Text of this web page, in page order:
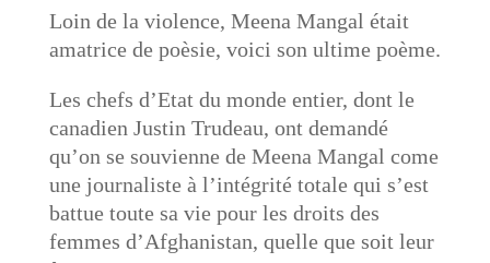
Loin de la violence, Meena Mangal était
amatrice de poèsie, voici son ultime poème.
Les chefs d’Etat du monde entier, dont le
canadien Justin Trudeau, ont demandé
qu’on se souvienne de Meena Mangal come
une journaliste à l’intégrité totale qui s’est
battue toute sa vie pour les droits des
femmes d’Afghanistan, quelle que soit leur